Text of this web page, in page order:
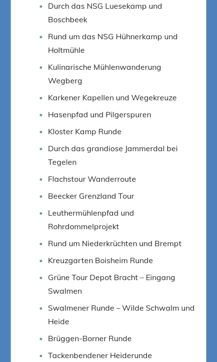
Durch das NSG Luesekamp und
Boschbeek
Rund um das NSG Hühnerkamp und
Holtmühle
Kulinarische Mühlenwanderung
Wegberg
Karkener Kapellen und Wegekreuze
Hasenpfad und Pilgerspuren
Kloster Kamp Runde
Durch das grandiose Jammerdal bei
Tegelen
Flachstour Wanderroute
Beecker Grenzland Tour
Leuthermühlenpfad und
Rohrdommelprojekt
Rund um Niederkrüchten und Brempt
Kreuzgarten Boisheim Runde
Grüne Tour Depot Bracht – Eingang
Swalmen
Swalmener Runde – Wilde Schwalm und
Heide
Brüggen-Borner Runde
Tackenbendener Heiderunde